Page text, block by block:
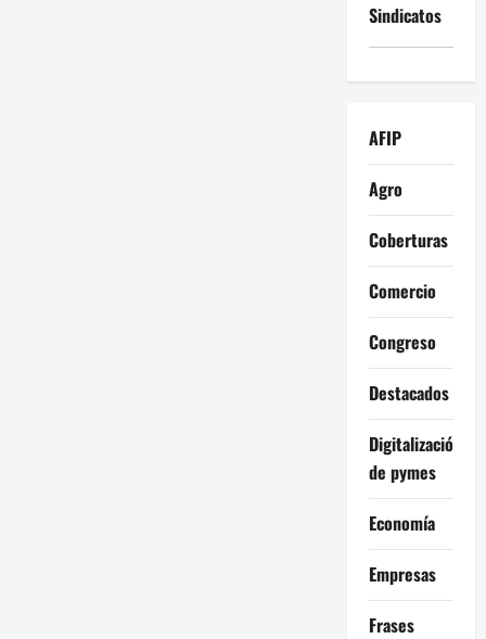
Sindicatos
AFIP
Agro
Coberturas
Comercio
Congreso
Destacados
Digitalización
de pymes
Economía
Empresas
Frases